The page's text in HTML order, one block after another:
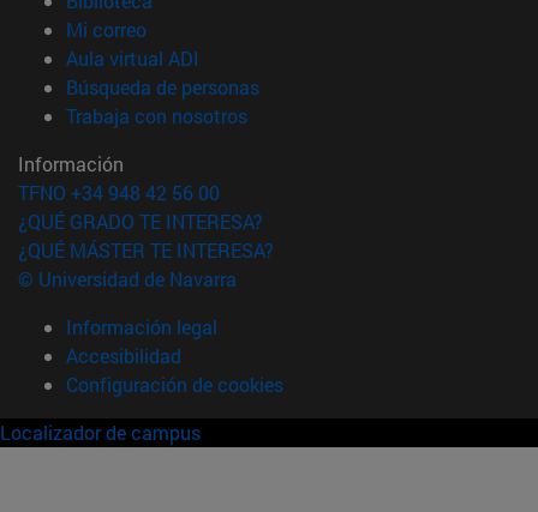
Mi correo(abre en nueva ventana)
Aula virtual ADI
Búsqueda de personas(abre en nueva ventana)
Trabaja con nosotros(abre en nueva ventana)
Información
TFNO +34 948 42 56 00
¿QUÉ GRADO TE INTERESA?
¿QUÉ MÁSTER TE INTERESA?
© Universidad de Navarra
Información legal
Accesibilidad
Configuración de cookies
Localizador de campus